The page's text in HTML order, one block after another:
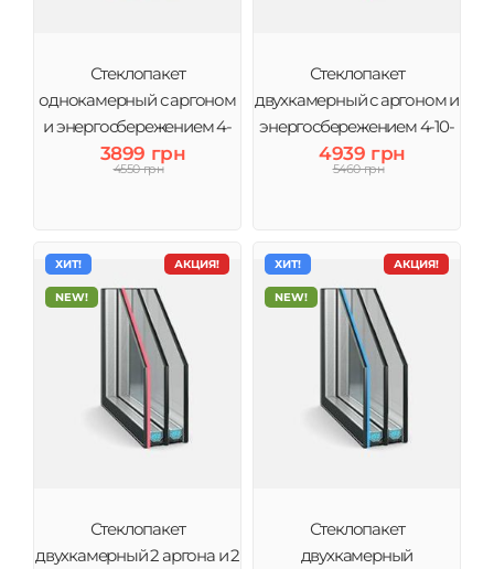
Стеклопакет
однокамерный с аргоном
и энергосбережением 4-
10Ar-4і (2 стекла) Виконт
3899 грн
4550 грн
Стеклопакет
двухкамерный с аргоном и
энергосбережением 4-10-
4-10Ar-4i (3 стекла) Виконт
4939 грн
5460 грн
АКЦИЯ!
ХИТ!
NEW!
Стеклопакет
двухкамерный 2 аргона и 2
АКЦИЯ!
ХИТ!
NEW!
Стеклопакет
двухкамерный